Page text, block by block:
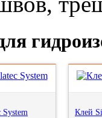
System Клей